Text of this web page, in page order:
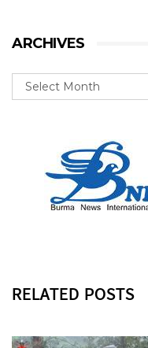
ARCHIVES
RELATED POSTS